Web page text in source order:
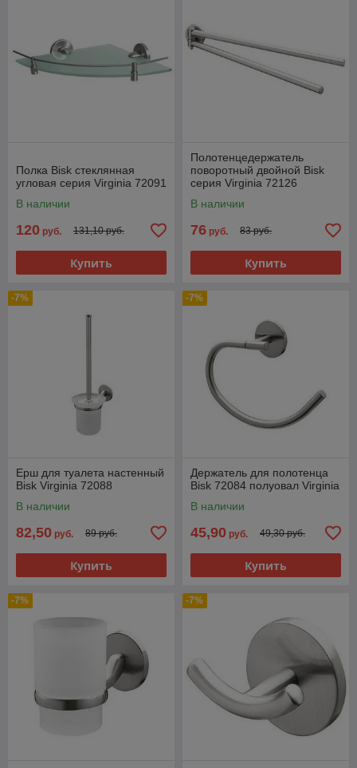
Полка Bisk стеклянная
угловая серия Virginia 72091
В наличии
120 руб. 131,10 руб.
Купить
Полотенцедержатель
поворотный двойной Bisk
серия Virginia 72126
В наличии
76 руб. 83 руб.
Купить
-7%
Ерш для туалета настенный
Bisk Virginia 72088
В наличии
82,50 руб. 89 руб.
Купить
-7%
Держатель для полотенца
Bisk 72084 полуовал Virginia
В наличии
45,90 руб. 49,30 руб.
Купить
-7% -7%